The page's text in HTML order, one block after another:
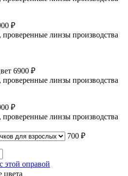
₽
проверенные линзы производства
6900 ₽
проверенные линзы производства
₽
проверенные линзы производства
700 ₽
этой оправой
цвета